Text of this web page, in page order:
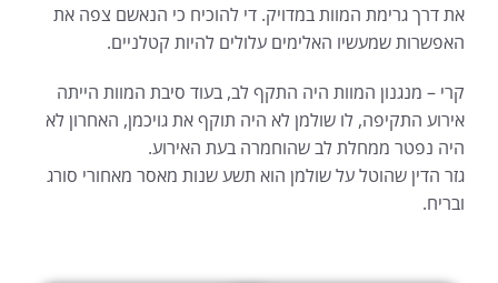
את דרך גרימת המוות במדויק. די להוכיח כי הנאשם צפה את
האפשרות שמעשיו האלימים עלולים להיות קטלניים.
קרי – מנגנון המוות היה התקף לב, בעוד סיבת המוות הייתה
אירוע התקיפה, לו שולמן לא היה תוקף את גויכמן, האחרון לא
היה נפטר ממחלת לב שהוחמרה בעת האירוע.
גזר הדין שהוטל על שולמן הוא תשע שנות מאסר מאחורי סורג
ובריח.